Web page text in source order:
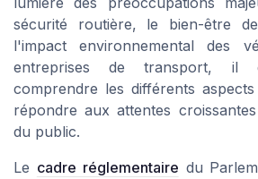
sécurité routière, le bien-être
l'impact environnemental des
entreprises de transport, il
comprendre les différents
répondre aux attentes
du public.
Le cadre réglementaire du